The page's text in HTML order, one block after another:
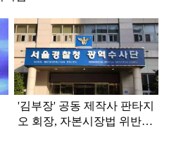
'김부장' 공동 제작사 판타지
오 회장, 자본시장법 위반